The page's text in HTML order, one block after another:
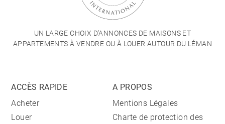
UN LARGE CHOIX D'ANNONCES DE MAISONS ET
APPARTEMENTS À VENDRE OU À LOUER AUTOUR DU LÉMAN
ACCÈS RAPIDE
Acheter
Louer
A PROPOS
Mentions Légales
Charte de protection des